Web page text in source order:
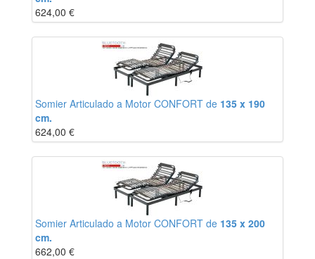
624,00 €
Somier Articulado a Motor CONFORT de 135 x 190
cm.
624,00 €
Somier Articulado a Motor CONFORT de 135 x 200
cm.
662,00 €